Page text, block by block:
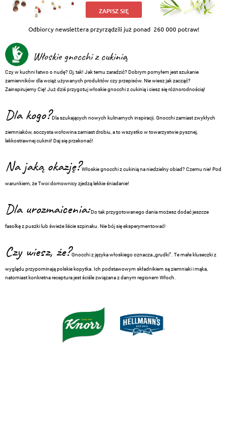
ZAPISZ SIĘ
Odbiorcy newslettera przyrządzili już ponad 260 000 potraw!
Włoskie gnocchi z cukinią
Czy w kuchni łatwo o nudę? Oj, tak! Jak temu zaradzić? Dobrym pomyłem jest szukanie
zamienników dla wciąż używanych produktów czy przepisów. Nie wiesz jak zacząć?
Zainspirujemy Cię! Już dziś przygotuj włoskie gnocchi z cukinią i ciesz się różnorodnością!
Dla kogo?Dla szukających nowych kulinarnych inspiracji. Gnocchi zamiast zwykłych
ziemniaków, soczysta wołowina zamiast drobiu, a to wszystko w towarzystwie pysznej,
lekkostrawnej cukinii! Daj się przekonać!
Na jaką okazję?Włoskie gnocchi z cukinią na niedzielny obiad? Czemu nie! Pod
warunkiem, że Twoi domownicy zjedzą lekkie śniadanie!
Dla urozmaicenia:Do tak przygotowanego dania możesz dodać jeszcze
fasolkę z puszki lub świeże liście szpinaku. Nie bój się eksperymentować!
Czy wiesz, że?Gnocchi z języka włoskiego oznacza „grudki”. Te małe kluseczki z
wyglądu przypominają polskie kopytka. Ich podstawowym składnikiem są ziemniaki i mąka,
natomiast konkretna receptura jest ściśle związana z danym regionem Włoch.